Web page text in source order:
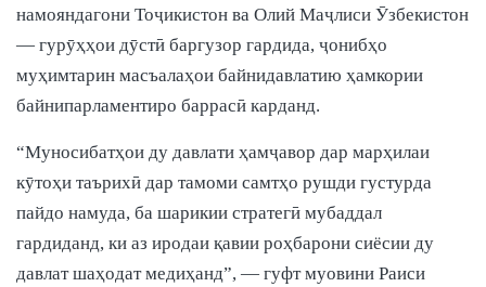
намояндагони Тоҷикистон ва Олий Маҷлиси Ӯзбекистон
— гурӯҳҳои дӯстӣ баргузор гардида, ҷонибҳо
муҳимтарин масъалаҳои байнидавлатию ҳамкории
байнипарламентиро баррасӣ карданд.
“Муносибатҳои ду давлати ҳамҷавор дар марҳилаи
кӯтоҳи таърихӣ дар тамоми самтҳо рушди густурда
пайдо намуда, ба шарикии стратегӣ мубаддал
гардиданд, ки аз иродаи қавии роҳбарони сиёсии ду
давлат шаҳодат медиҳанд”, — гуфт муовини Раиси